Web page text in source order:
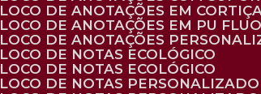
BLOCO DE ANOTAÇÕES EM
BLOCO DE ANOTAÇÕES EM PU
BLOCO DE ANOTAÇÕES
BLOCO DE NOTAS ECOLÓGICO
BLOCO DE NOTAS ECOLÓGICO
BLOCO DE NOTAS PERSONALIZADO